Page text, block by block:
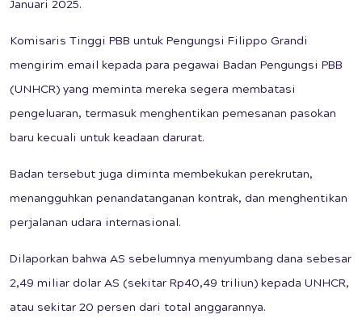
Januari 2025.
Komisaris Tinggi PBB untuk Pengungsi Filippo Grandi
mengirim email kepada para pegawai Badan Pengungsi PBB
(UNHCR) yang meminta mereka segera membatasi
pengeluaran, termasuk menghentikan pemesanan pasokan
baru kecuali untuk keadaan darurat.
Badan tersebut juga diminta membekukan perekrutan,
menangguhkan penandatanganan kontrak, dan menghentikan
perjalanan udara internasional.
Dilaporkan bahwa AS sebelumnya menyumbang dana sebesar
2,49 miliar dolar AS (sekitar Rp40,49 triliun) kepada UNHCR,
atau sekitar 20 persen dari total anggarannya.